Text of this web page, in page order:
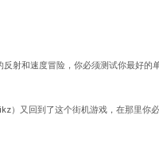
射和速度冒险，你必须测试你最好的
）又回到了这个街机游戏，在那里你必